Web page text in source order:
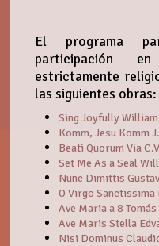
El programa
participación
estrictamente
las siguientes obras:
Sing Joyfully
Komm, Jesu Komm
Beati Quorum Via
Set Me As a Seal
Nunc Dimittis
O Virgo
Ave Maria a 8
Ave Maris Stella
Nisi Dominus